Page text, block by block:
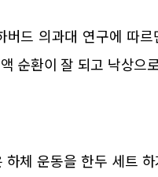
버드 의과대 연구에 따
순환이 잘 되고 낙상으
하체 운동을 한두 세트